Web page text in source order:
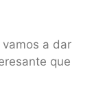
a dar
que